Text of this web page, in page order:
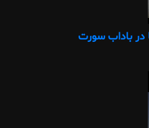
باداب سورت